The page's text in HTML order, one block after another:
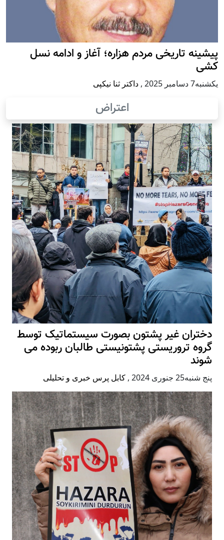
پيشينه تاريخی مردم هزاره؛ آغاز و ادامه نسل
کشی
يكشنبه7 دسامبر 2025 , داکتر ثنا نیکپی
اعتراض
دختران غیر پشتون بصورت سیستماتیک توسط
گروه تروریستی پشتونیستی طالبان ربوده می
شوند
پنج شنبه25 جنوری 2024 , کابل پرس خبری و تحلیلی